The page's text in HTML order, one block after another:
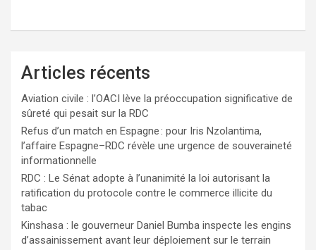
Articles récents
Aviation civile : l’OACI lève la préoccupation significative de
sûreté qui pesait sur la RDC
Refus d’un match en Espagne : pour Iris Nzolantima,
l’affaire Espagne–RDC révèle une urgence de souveraineté
informationnelle
RDC : Le Sénat adopte à l’unanimité la loi autorisant la
ratification du protocole contre le commerce illicite du
tabac
Kinshasa : le gouverneur Daniel Bumba inspecte les engins
d’assainissement avant leur déploiement sur le terrain